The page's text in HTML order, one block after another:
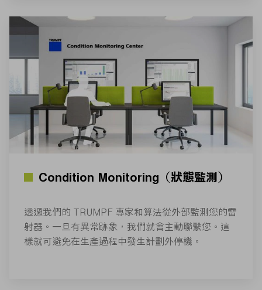
Condition Monitoring（狀態監測）
透過我們的 TRUMPF 專家和算法從外部監測您的雷
射器。一旦有異常跡象，我們就會主動聯繫您。這
樣就可避免在生產過程中發生計劃外停機。